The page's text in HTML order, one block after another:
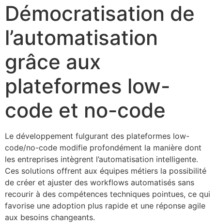
Démocratisation de
l’automatisation
grâce aux
plateformes low-
code et no-code
Le développement fulgurant des plateformes low-
code/no-code modifie profondément la manière dont
les entreprises intègrent l’automatisation intelligente.
Ces solutions offrent aux équipes métiers la possibilité
de créer et ajuster des workflows automatisés sans
recourir à des compétences techniques pointues, ce qui
favorise une adoption plus rapide et une réponse agile
aux besoins changeants.